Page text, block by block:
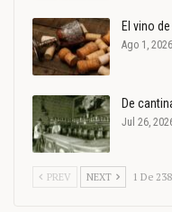
El vino
Ago 1, 2026
De
Jul 26,
PREV NEXT 1 De 238